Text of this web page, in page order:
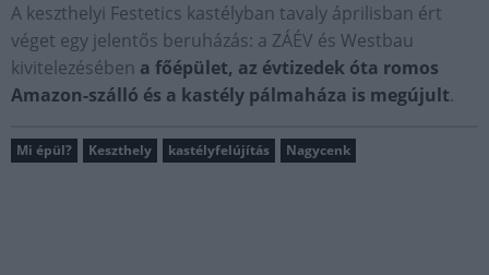
A keszthelyi Festetics kastélyban tavaly áprilisban ért
véget egy jelentős beruházás: a ZÁÉV és Westbau
kivitelezésében a főépület, az évtizedek óta romos
Amazon-szálló és a kastély pálmaháza is megújult.
Mi épül? Keszthely kastélyfelújítás Nagycenk